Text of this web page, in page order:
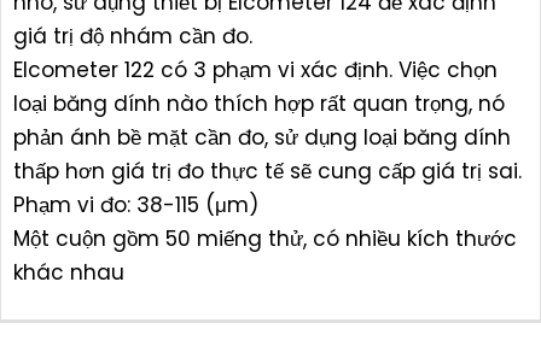
giá trị độ nhám cần đo.
Elcometer 122 có 3 phạm vi xác định. Việc chọn
loại băng dính nào thích hợp rất quan trọng, nó
phản ánh bề mặt cần đo, sử dụng loại băng dính
thấp hơn giá trị đo thực tế sẽ cung cấp giá trị sai.
Phạm vi đo: 38-115 (μm)
Một cuộn gồm 50 miếng thử, có nhiều kích thước
khác nhau